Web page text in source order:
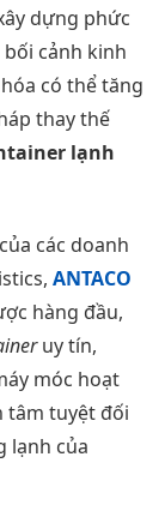
dựng phức
cảnh kinh
có thể tăng
thay thế
lạnh
các doanh
ANTACO
hàng đầu,
uy tín,
móc hoạt
tâm tuyệt đối
lạnh của